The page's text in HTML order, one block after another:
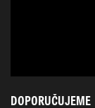
DOPORUČUJEME